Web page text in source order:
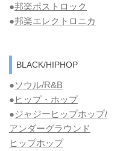
●邦楽ポストロック
●邦楽エレクトロニカ
BLACK/HIPHOP
●ソウル/R&B
● ヒップ・ホップ
●ジャジーヒップホップ/
アンダーグラウンド
ヒップホップ